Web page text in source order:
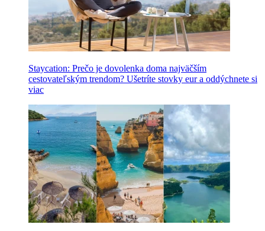
Staycation: Prečo je dovolenka doma najväčším
cestovateľským trendom? Ušetríte stovky eur a oddýchnete si
viac